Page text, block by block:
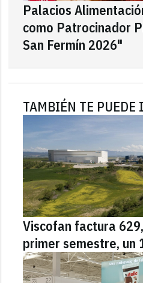
Palacios
como Patrocinador
San Fermín 2026"
TAMBIÉN TE PUEDE
Viscofan factura
primer semestre, un